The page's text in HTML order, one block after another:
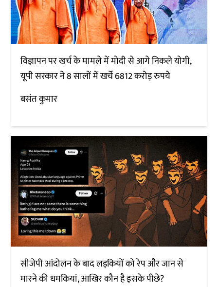
विज्ञापन पर खर्च के मामले में मोदी से आगे निकले योगी,
यूपी सरकार ने 8 सालों में खर्चे 6812 करोड़ रुपये
बसंत कुमार
सीजेपी आंदोलन के बाद लड़कियों को रेप और जान से
मारने की धमकियां, आखिर कौन है इसके पीछे?